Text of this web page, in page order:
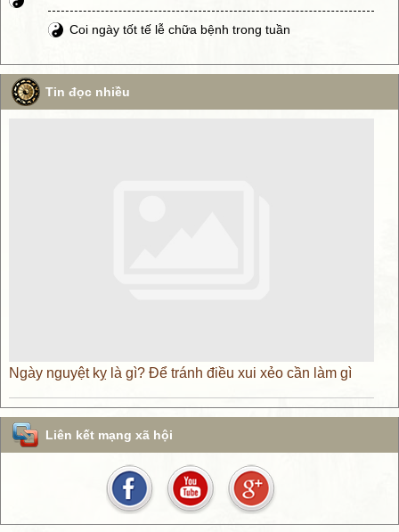
Coi ngày tốt tế lễ chữa bệnh trong tuần
Tin đọc nhiều
Ngày nguyệt kỵ là gì? Để tránh điều xui xẻo cần làm gì
Liên kết mạng xã hội